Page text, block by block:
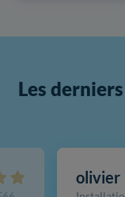
Les
olivier